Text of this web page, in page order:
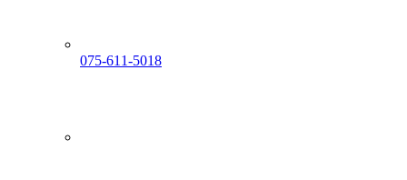
075-611-5018